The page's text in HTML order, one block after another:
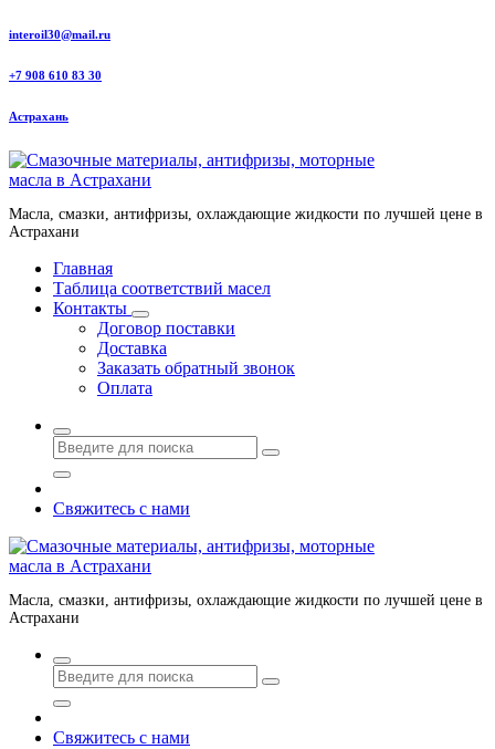
Перейти
содержанию
interoil30@mail.ru
+7 908 610 83 30
Астрахань
Масла, смазки, антифризы, охлаждающие жидкости по лучшей цене в
Астрахани
Главная
Таблица соответствий масел
Контакты
Договор поставки
Доставка
Заказать обратный звонок
Оплата
Свяжитесь с нами
Масла, смазки, антифризы, охлаждающие жидкости по лучшей цене в
Астрахани
Свяжитесь с нами